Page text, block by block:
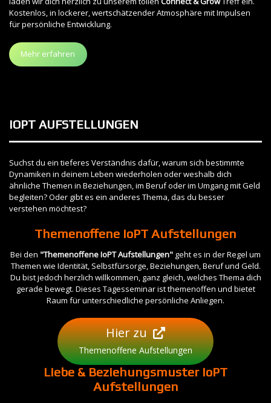
Kostenlos, in lockerer, wertschätzender Atmosphäre mit Impulsen
für persönliche Entwicklung.
Mehr erfahren
IOPT AUFSTELLUNGEN
Suchst du ein tieferes Verständnis dafür, warum sich bestimmte
Dynamiken in deinem Leben wiederholen oder weshalb dich
ähnliche Themen in Beziehungen, im Beruf oder im Umgang mit Geld
begleiten? Oder gibt es ein anderes Thema, das du besser
verstehen möchtest?
Themenoffene IoPT Aufstellungen
Bei den "Themenoffene IoPT Aufstellungen" geht es in der Regel um
Themen wie Identität, Selbstfürsorge, Beziehungen, Beruf und Geld.
Du bist jedoch herzlich willkommen, ganz gleich, welches Thema dich
gerade bewegt. Dieses Tagesseminar ist themenoffen und bietet
Raum für unterschiedliche persönliche Anliegen.
Hier zu
Themenoffene Aufstellungen
Liebe & Beziehungsmuster IoPT
Aufstellungen